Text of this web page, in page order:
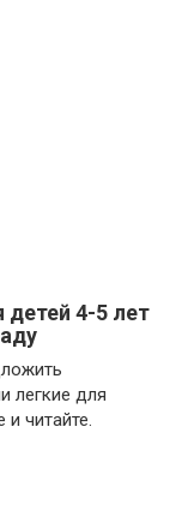
4-5 лет
легкие для
и читайте.